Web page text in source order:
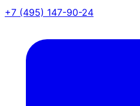
+7 (495) 147-90-24